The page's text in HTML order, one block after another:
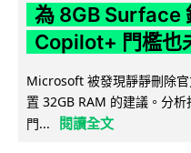
為 8GB Surface
Copilot+ 門檻也
Microsoft 被發現靜靜刪除
置 32GB RAM 的建議。分
門...
閱讀全文